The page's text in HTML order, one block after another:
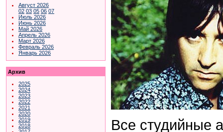
Август 2026
02 03 05 06 07
Июль 2026
Июнь 2026
Май 2026
Апрель 2026
Март 2026
Февраль 2026
Январь 2026
Архив
2025
2024
2023
2022
2021
2020
2019
2018
Все студийные